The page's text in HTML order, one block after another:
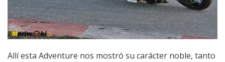
Allí esta Adventure nos mostró su carácter noble, tanto